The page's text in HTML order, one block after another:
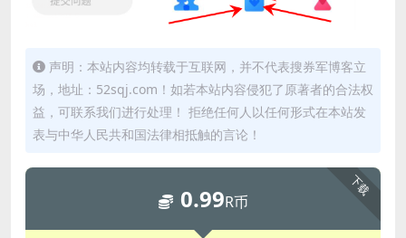
声明：本站内容均转载于互联网，并不代表搜券军博客立
场，地址：52sqj.com！如若本站内容侵犯了原著者的合法权
益，可联系我们进行处理！ 拒绝任何人以任何形式在本站发
表与中华人民共和国法律相抵触的言论！
下载
0.99R币